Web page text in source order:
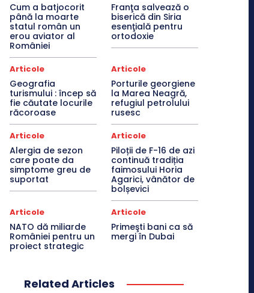
Cum a batjocorit
până la moarte
statul român un
erou aviator al
României
Franţa salvează o
biserică din Siria
esenţială pentru
ortodoxie
Articole
Geografia
turismului : încep să
fie căutate locurile
răcoroase
Articole
Porturile georgiene
la Marea Neagră,
refugiul petrolului
rusesc
Articole
Alergia de sezon
care poate da
simptome greu de
suportat
Articole
Piloții de F-16 de azi
continuă tradiția
faimosului Horia
Agarici, vânător de
bolșevici
Articole
NATO dă miliarde
României pentru un
proiect strategic
Articole
Primeşti bani ca să
mergi în Dubai
Related Articles